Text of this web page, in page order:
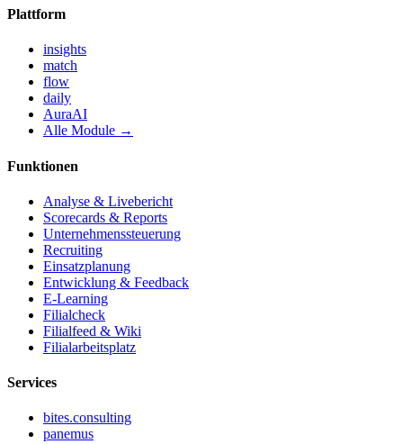
Plattform
insights
match
flow
daily
AuraAI
Alle Module →
Funktionen
Analyse & Livebericht
Scorecards & Reports
Unternehmenssteuerung
Recruiting
Einsatzplanung
Entwicklung & Feedback
E-Learning
Filialcheck
Filialfeed & Wiki
Filialarbeitsplatz
Services
bites.consulting
panemus